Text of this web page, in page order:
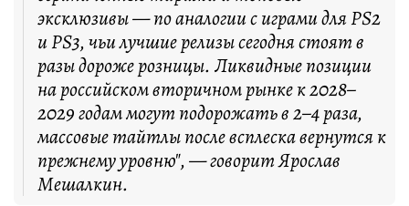
эксклюзивы — по аналогии с играми для PS2
и PS3, чьи лучшие релизы сегодня стоят в
разы дороже розницы. Ликвидные позиции
на российском вторичном рынке к 2028–
2029 годам могут подорожать в 2–4 раза,
массовые тайтлы после всплеска вернутся к
прежнему уровню", — говорит Ярослав
Мешалкин.